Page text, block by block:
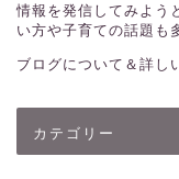
情報を発信してみよう
い方や子育ての話題も
ブログについて＆詳し
カテゴリー